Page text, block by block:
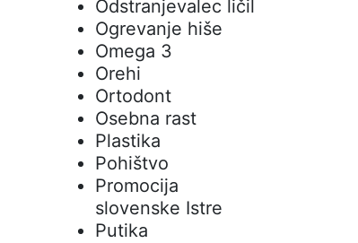
Odstranjevalec ličil
Ogrevanje hiše
Omega 3
Orehi
Ortodont
Osebna rast
Plastika
Pohištvo
Promocija
slovenske Istre
Putika